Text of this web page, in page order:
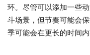
环。尽管可以添加一些
斗场景，但节奏可能会
季可能会在更长的时间